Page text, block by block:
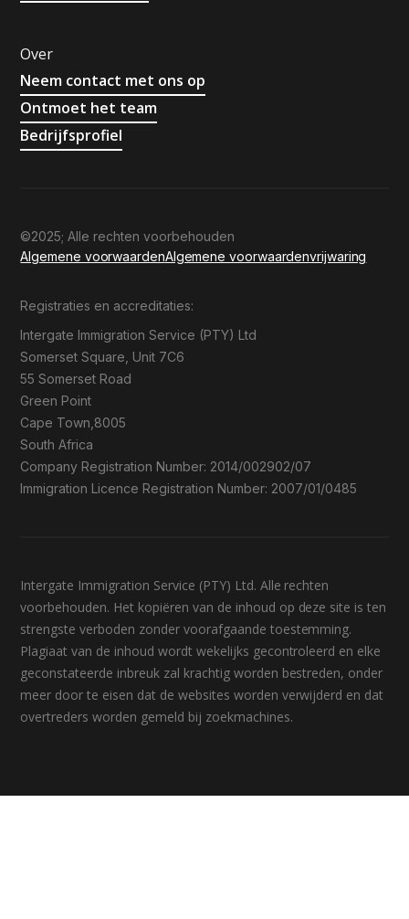
Over
Neem contact met ons op
Ontmoet het team
Bedrijfsprofiel
©2025; Alle rechten voorbehouden
Algemene voorwaardenAlgemene voorwaardenvrijwaring
Registraties en accreditaties:
Intergate Immigration Service (PTY) Ltd
Somerset Square, Unit 7C6
55 Somerset Road
Green Point
Cape Town,8005
South Africa
Company Registration Number: 2014/002902/07
Immigration Licence Registration Number: 2007/01/0485
Intergate Immigration Service (PTY) Ltd. Alle rechten
voorbehouden. Het kopiëren van de inhoud op deze site is ten
strengste verboden zonder voorafgaande toestemming.
Plagiaat van de inhoud wordt wekelijks gecontroleerd en elke
geconstateerde inbreuk zal krachtig worden bestreden, onder
meer door te eisen dat de websites worden verwijderd en dat
overtreders worden gemeld bij zoekmachines.